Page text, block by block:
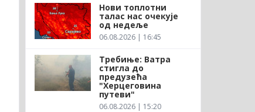
Нови топлотни
талас нас очекује
од недеље
06.08.2026 | 16:45
Требиње: Ватра
стигла до
предузећа
"Херцеговина
путеви"
06.08.2026 | 15:20